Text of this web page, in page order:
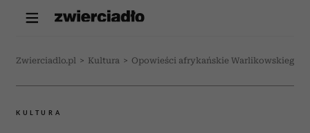
Zwierciadlo.pl > Kultura > Opowieści afrykańskie Warlikowskiego
KULTURA